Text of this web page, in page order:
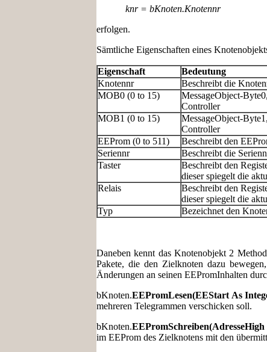
knr = bKnoten.Knotennr
erfolgen.
Sämtliche Eigenschaften eines
Eigenschaft
Bedeutung
Knotennr
Beschreibt die
MOB0 (0 to 15)
MessageObject-
Controller
MOB1 (0 to 15)
MessageObject-
Controller
EEProm (0 to 511)
Beschreibt den
Seriennr
Beschreibt die
Taster
Beschreibt den
dieser spiegelt die
Relais
Beschreibt den
dieser spiegelt die
Typ
Bezeichnet den
Daneben kennt das Knotenobjekt 2
Pakete, die den Zielknoten dazu
Änderungen an seinen EEPromInhalten
bKnoten.EEPromLesen(EEStart As
mehreren Telegrammen verschicken soll.
bKnoten.
im EEProm des Zielknotens mit den